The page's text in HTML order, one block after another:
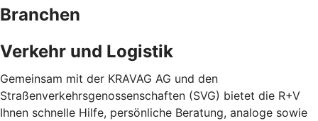
Branchen
Verkehr und Logistik
Gemeinsam mit der KRAVAG AG und den
Straßenverkehrsgenossenschaften (SVG) bietet die R+V
Ihnen schnelle Hilfe, persönliche Beratung, analoge sowie